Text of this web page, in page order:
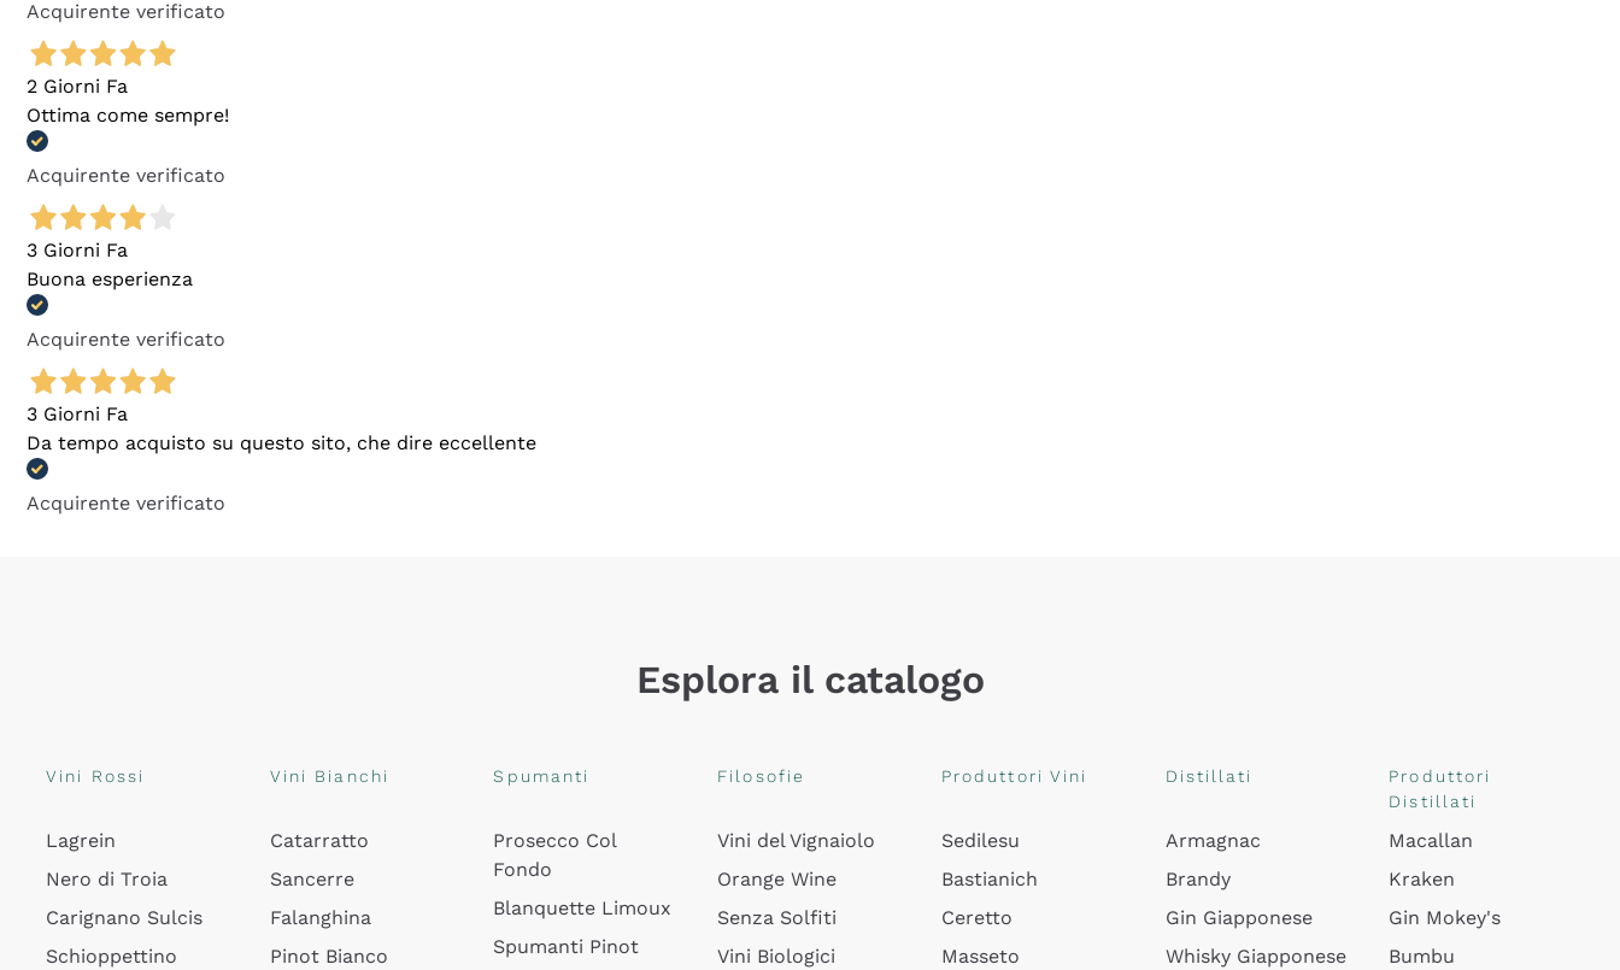
Acquirente verificato
2 Giorni Fa
Ottima come sempre!
Acquirente verificato
3 Giorni Fa
Buona esperienza
Acquirente verificato
3 Giorni Fa
Da tempo acquisto su questo sito, che dire eccellente
Acquirente verificato
Esplora il catalogo
Vini Rossi
Lagrein
Nero di Troia
Carignano Sulcis
Schioppettino
Vini Bianchi
Catarratto
Sancerre
Falanghina
Pinot Bianco
Spumanti
Prosecco Col
Fondo
Blanquette Limoux
Spumanti Pinot
Filosofie
Vini del Vignaiolo
Orange Wine
Senza Solfiti
Vini Biologici
Produttori Vini
Sedilesu
Bastianich
Ceretto
Masseto
Distillati
Armagnac
Brandy
Gin Giapponese
Whisky Giapponese
Produttori
Distillati
Macallan
Kraken
Gin Mokey's
Bumbu